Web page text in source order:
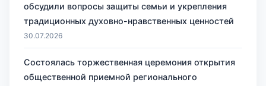
обсудили вопросы защиты семьи и укрепления
традиционных духовно-нравственных ценностей
30.07.2026
Состоялась торжественная церемония открытия
общественной приемной регионального